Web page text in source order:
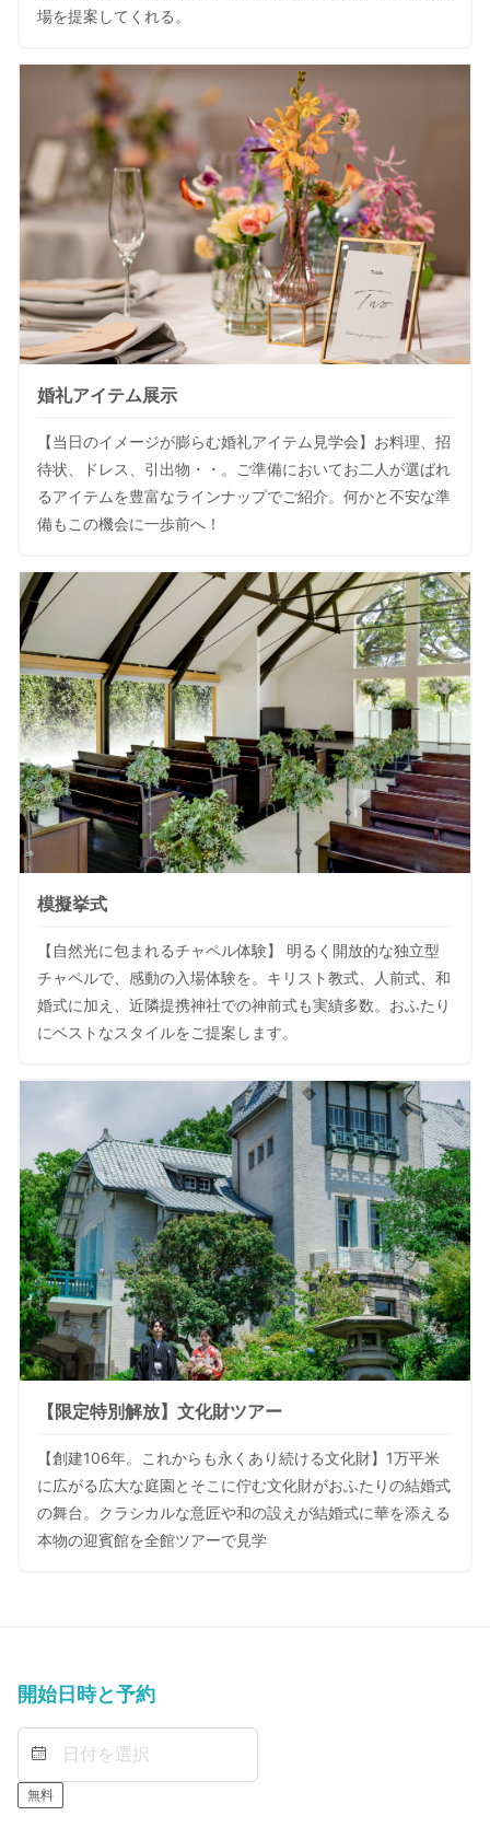
場を提案してくれる。
婚礼アイテム展示
【当日のイメージが膨らむ婚礼アイテム見学会】お料理、招
待状、ドレス、引出物・・。ご準備においてお二人が選ばれ
るアイテムを豊富なラインナップでご紹介。何かと不安な準
備もこの機会に一歩前へ！
模擬挙式
【自然光に包まれるチャペル体験】 明るく開放的な独立型
チャペルで、感動の入場体験を。キリスト教式、人前式、和
婚式に加え、近隣提携神社での神前式も実績多数。おふたり
にベストなスタイルをご提案します。
【限定特別解放】文化財ツアー
【創建106年。これからも永くあり続ける文化財】1万平米
に広がる広大な庭園とそこに佇む文化財がおふたりの結婚式
の舞台。クラシカルな意匠や和の設えが結婚式に華を添える
本物の迎賓館を全館ツアーで見学
開始日時と予約
無料